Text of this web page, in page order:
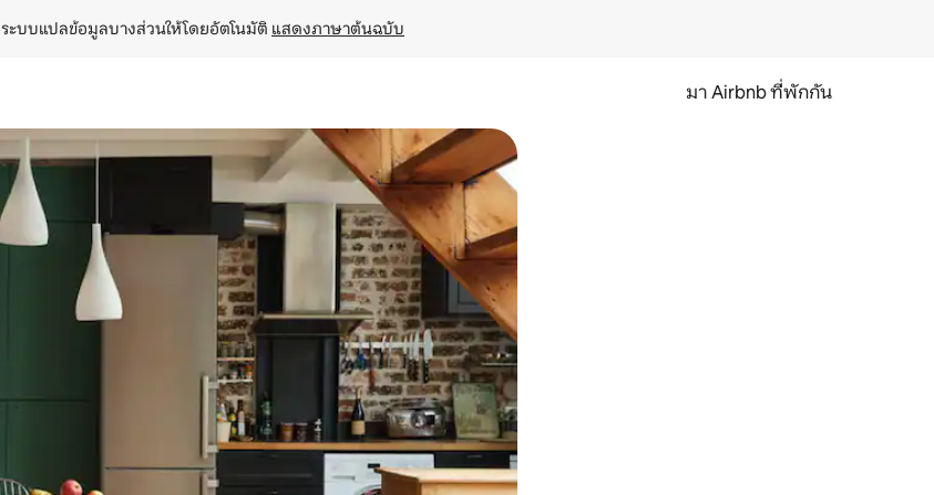
ระบบแปลข้อมูลบางส่วนให้โดยอัตโนมัติ แสดงภาษาต้นฉบับ
มา Airbnb ที่พักกัน